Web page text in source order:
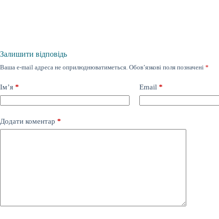
Залишити відповідь
Ваша e-mail адреса не оприлюднюватиметься. Обов’язкові поля позначені *
Ім’я * Email *
Додати коментар *